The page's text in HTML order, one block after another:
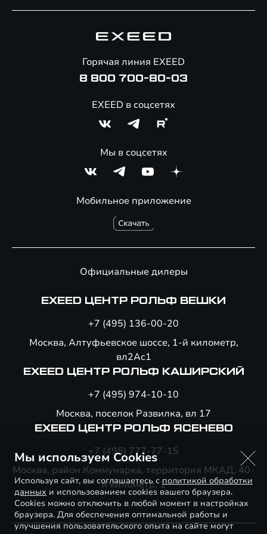
Помощь на дорогах
Мобильное приложение
Горячая линия EXEED
8 800 700-80-03
EXEED в соцсетях
Мы в соцсетях
Официальные дилеры
EXEED ЦЕНТР РОЛЬФ ВЕШКИ
+7 (495) 136-00-20
Москва, Алтуфьевское шоссе, 1-й километр,
вл2Ас1
EXEED ЦЕНТР РОЛЬФ КАШИРСКИЙ
+7 (495) 974-10-10
Москва, поселок Развилка, вл 17
EXEED ЦЕНТР РОЛЬФ ЯСЕНЕВО
+7 (495) 777-77-15
Москва, район Коммунарка, территория МКАД, 40-
й километр, 1
Мы используем Cookies
Используя сайт, вы соглашаетесь сполитикой обработки
данных и использованием cookies вашего браузера.
Cookies можно отключить в любой момент в настройках
браузера. Для обеспечения оптимальной работы и
улучшения пользовательского опыта на сайте могут